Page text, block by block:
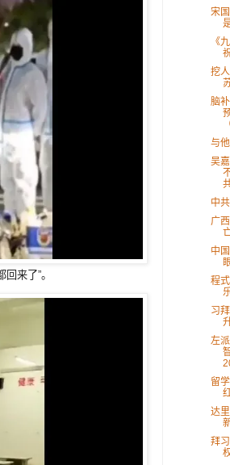
来了”。
宋
《
挖
脑
与
吴
中
广
中
程
习
左
留
达
拜